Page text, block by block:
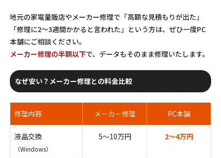
地元の家電量販店やメーカー修理で「高額な見積もりが出た」
「修理に2〜3週間かかると言われた」という方は、ぜひ一度PC
本舗にご相談ください。
メーカー修理の半額以下で、データもそのまま修理いたします。
なぜ安い？メーカー修理との料金比較
修理内容 メーカー修理 PC本舗
液晶交換
（Windows）
5〜10万円 2〜4万円